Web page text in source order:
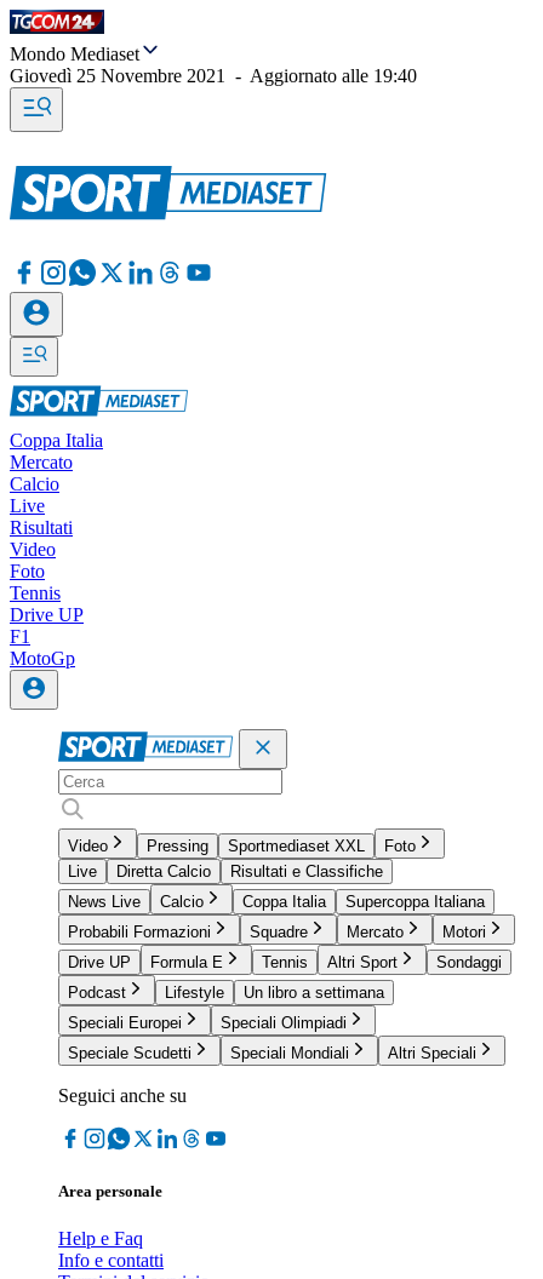
Mondo Mediaset
Giovedì 25 Novembre 2021
- Aggiornato alle 19:40
Coppa Italia
Mercato
Calcio
Live
Risultati
Video
Foto
Tennis
Drive UP
F1
MotoGp
Video Pressing Sportmediaset XXL
Foto
Live
Diretta Calcio
Risultati e Classifiche
News Live
Calcio Coppa Italia
Supercoppa Italiana
Probabili Formazioni
Squadre Mercato
Motori
Drive UP
Formula E Tennis Altri Sport
Sondaggi
Podcast
Lifestyle
Un libro a settimana
Speciali Europei
Speciali Olimpiadi
Speciale Scudetti
Speciali Mondiali Altri Speciali
Seguici anche su
Area personale
Help e Faq
Info e contatti